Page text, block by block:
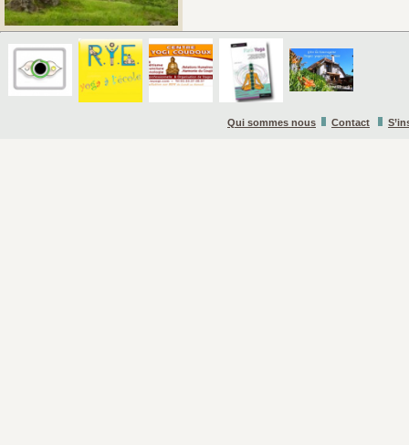
Qui sommes nous Contact